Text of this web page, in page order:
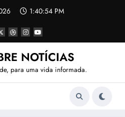
1:40:56 PM
NOTÍCIAS
para uma vida informada.